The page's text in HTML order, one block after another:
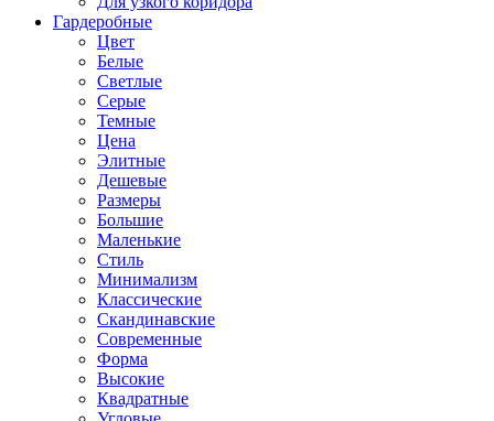
Гардеробные
Цвет
Белые
Светлые
Серые
Темные
Цена
Элитные
Дешевые
Размеры
Большие
Маленькие
Стиль
Минимализм
Классические
Скандинавские
Современные
Форма
Высокие
Квадратные